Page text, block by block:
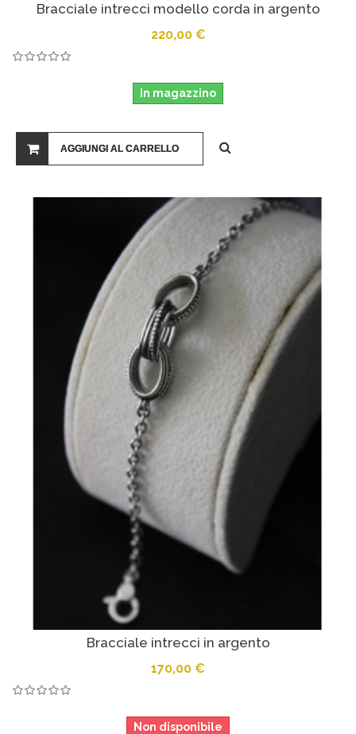
Bracciale intrecci modello corda in argento
220,00 €
In magazzino
AGGIUNGI AL CARRELLO
Bracciale intrecci in argento
170,00 €
Non disponibile